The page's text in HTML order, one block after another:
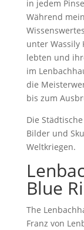
in jedem
Während
unter Wassily
lebten und
im
die
bis zum
Die
Bilder und
Weltkriegen.
Blue
The
Franz von